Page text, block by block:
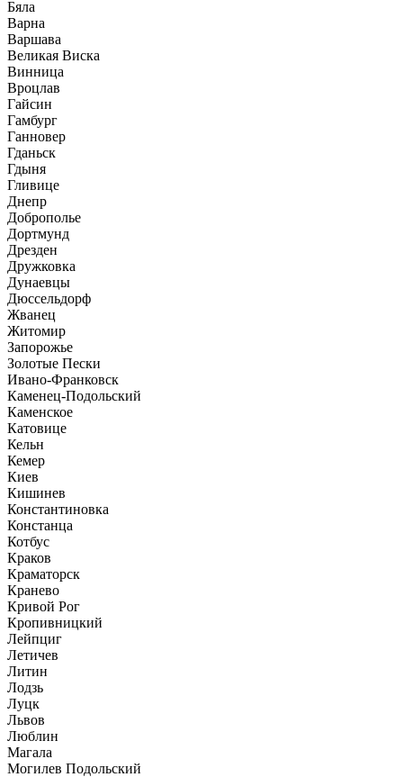
Бяла
Варна
Варшава
Великая Виска
Винница
Вроцлав
Гайсин
Гамбург
Ганновер
Гданьск
Гдыня
Гливице
Днепр
Доброполье
Дортмунд
Дрезден
Дружковка
Дунаевцы
Дюссельдорф
Жванец
Житомир
Запорожье
Золотые Пески
Ивано-Франковск
Каменец-Подольский
Каменское
Катовице
Кельн
Кемер
Киев
Кишинев
Константиновка
Констанца
Котбус
Краков
Краматорск
Кранево
Кривой Рог
Кропивницкий
Лейпциг
Летичев
Литин
Лодзь
Луцк
Львов
Люблин
Магала
Могилев Подольский